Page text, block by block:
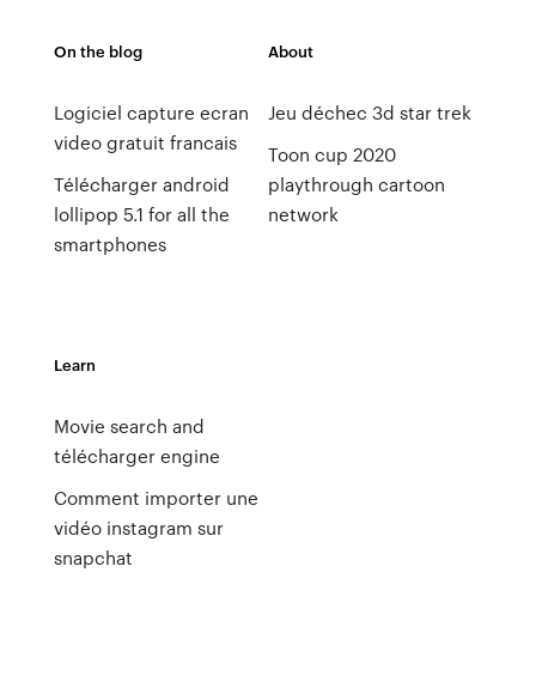
On the blog
Logiciel capture ecran
video gratuit francais
Télécharger android
lollipop 5.1 for all the
smartphones
About
Jeu déchec 3d star trek
Toon cup 2020
playthrough cartoon
network
Learn
Movie search and
télécharger engine
Comment importer une
vidéo instagram sur
snapchat